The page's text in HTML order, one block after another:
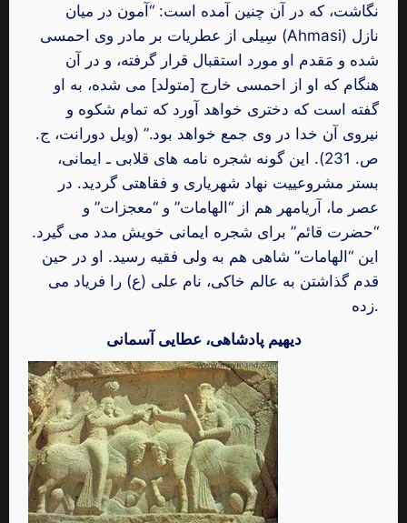
نگاشت، که در آن چنین آمده است: “آمون در میان
سِیلی از عطریات بر مادر وی احمسی (Ahmasi) نازل
شده و مَقدم او مورد استقبال قرار گرفته، و در آن
هنگام که او از احمسی خارج [متولد] می شده، به او
گفته است که دختری خواهد آورد که تمام شکوه و
نیروی آن خدا در وی جمع خواهد بود.” (ویل دورانت، ج.
ص. 231). این گونه شجره نامه های قلابی ـ ایمانی،
بستر مشروعییت نهاد شهریاری و فقاهتی گردید. در
عصر ما، آریامهر هم از “الهامات” و “معجزات” و
“حضرت قائم” برای شجره ایمانی خویش مدد می گیرد.
این “الهامات” شاهی هم به ولی فقیه رسید. او در حین
قدم گذاشتن به عالم خاکی، نام علی (ع) را فریاد می
زده.
دیهیم پادشاهی، عطایی آسمانی